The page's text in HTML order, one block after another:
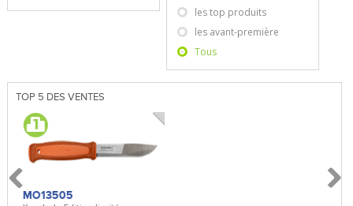
les top produits
les avant-première
Tous
TOP 5 DES VENTES
MO13505